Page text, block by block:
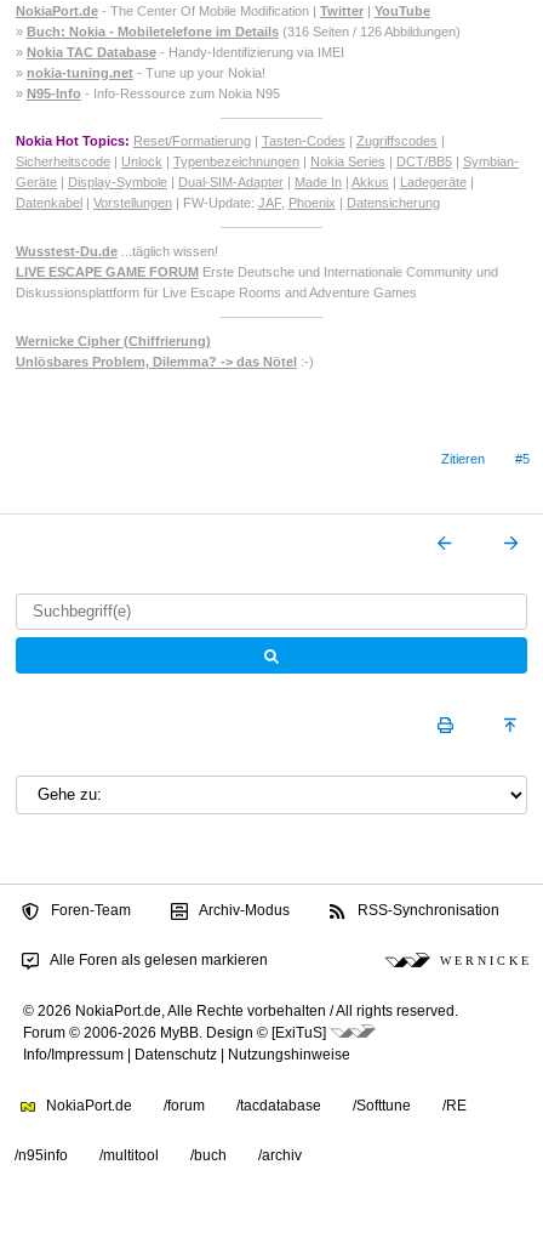
NokiaPort.de- The Center Of Mobile Modification | Twitter| YouTube
» Buch: Nokia - Mobiletelefone im Details(316 Seiten / 126 Abbildungen)
» Nokia TAC Database- Handy-Identifizierung via IMEI
» nokia-tuning.net- Tune up your Nokia!
» N95-Info - Info-Ressource zum Nokia N95
Nokia Hot Topics: Reset/Formatierung| Tasten-Codes Zugriffscodes
Sicherheitscode| Unlock Typenbezeichnungen| Nokia Series DCT/BB5| Symbian-
Geräte| Display-Symbole| Dual-SIM-Adapter| Made In| Akkus Ladegeräte|
Datenkabel
Vorstellungen| FW-Update: JAF, Phoenix Datensicherung
Wusstest-Du.de...täglich wissen!
LIVE ESCAPE GAME FORUM Erste Deutsche und Internationale Community und
Diskussionsplattform für Live Escape Rooms and Adventure Games
Wernicke Cipher (Chiffrierung)
Unlösbares Problem, Dilemma? -> das Nötel:-)
Zitieren #5
Foren-Team Archiv-Modus RSS-Synchronisation
Alle Foren als gelesen markieren W E R N I C K E
© 2026 NokiaPort.de, Alle Rechte vorbehalten /All rights reserved.
Forum © 2006-2026 MyBB
Design © [ExiTuS]
Info/Impressum
Datenschutz Nutzungshinweise
NokiaPort.de /forum /tacdatabase /Softtune /RE
/n95info /multitool /buch /archiv